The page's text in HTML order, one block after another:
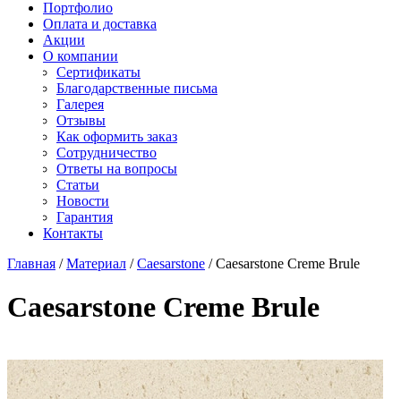
Ханекс
Акрилика
Кориан
Монтелли
Тристоун
СмартКварц
Цезарьстоун
Викостон
Технистон
Камбрия
Плазастон
Портфолио
Оплата и доставка
Акции
О компании
Сертификаты
Благодарственные письма
Галерея
Отзывы
Как оформить заказ
Сотрудничество
Ответы на вопросы
Статьи
Новости
Гарантия
Контакты
Главная /Материал /Caesarstone /Caesarstone Creme Brule
Caesarstone Creme Brule